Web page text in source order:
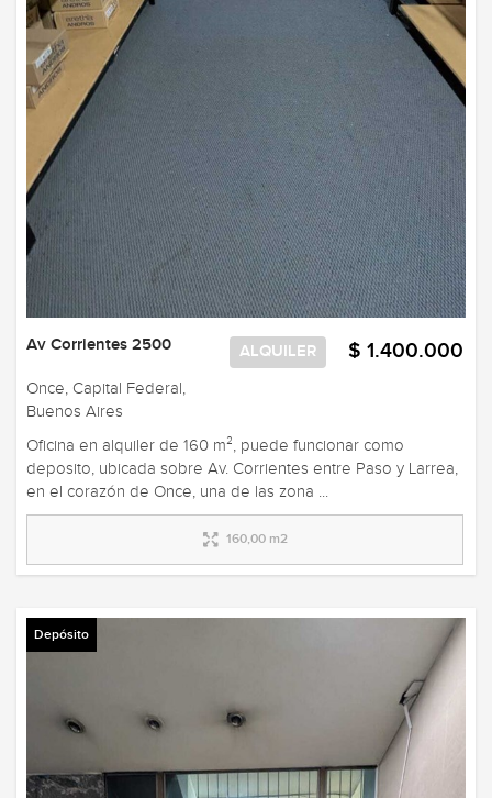
$ 1.400.000
ALQUILER
Av Corrientes 2500
Once, Capital Federal,
Buenos Aires
Oficina en alquiler de 160 m², puede funcionar como
deposito, ubicada sobre Av. Corrientes entre Paso y Larrea,
en el corazón de Once, una de las zona ...
160,00 m2
Depósito